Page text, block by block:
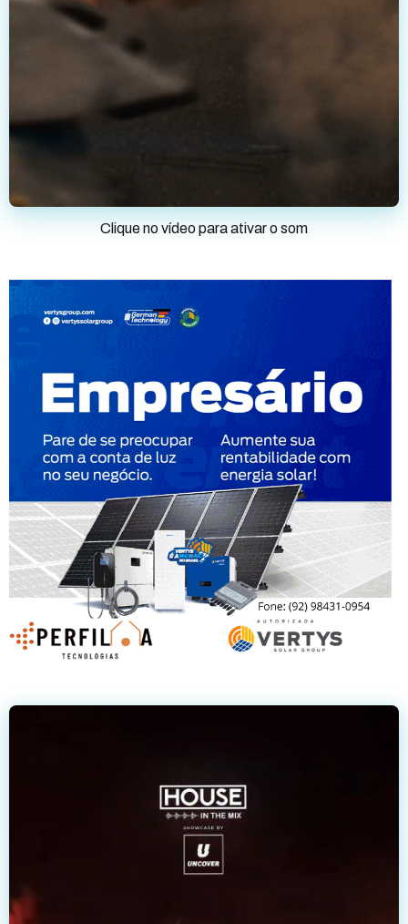
Clique no vídeo para ativar o som